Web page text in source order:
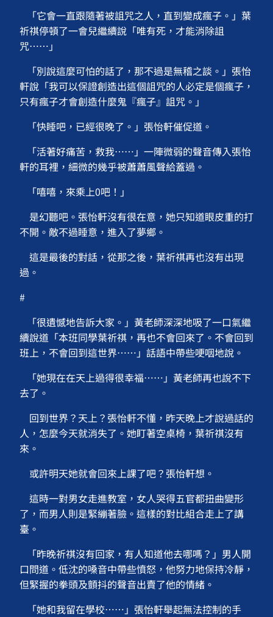
「它會一直跟隨著被詛咒之人，直到變成瘋子。」葉
祈祺停頓了一會兒繼續說「唯有死，才能消除詛
咒⋯⋯」
「別說這麼可怕的話了，那不過是無稽之談。」張怡
軒說「我可以保證創造出這個詛咒的人必定是個瘋子，
只有瘋子才會創造什麼鬼『瘋子』詛咒。」
「快睡吧，已經很晚了。」張怡軒催促道。
「活著好痛苦，救我⋯⋯」一陣微弱的聲音傳入張怡
軒的耳裡，細微的幾乎被蕭蕭風聲給蓋過。
「嘻嘻，來乘上0吧！」
是幻聽吧。張怡軒沒有很在意，她只知道眼皮重的打
不開。敵不過睡意，進入了夢鄉。
這是最後的對話，從那之後，葉祈祺再也沒有出現
過。
#
「很遺憾地告訴大家。」黃老師深深地吸了一口氣繼
續說道「本班同學葉祈祺，再也不會回來了。不會回到
班上，不會回到這世界⋯⋯」話語中帶些哽咽地說。
「她現在在天上過得很幸福⋯⋯」黃老師再也說不下
去了。
回到世界？天上？張怡軒不懂，昨天晚上才說過話的
人，怎麼今天就消失了。她盯著空桌椅，葉祈祺沒有
來。
或許明天她就會回來上課了吧？張怡軒想。
這時一對男女走進教室，女人哭得五官都扭曲變形
了，而男人則是緊繃著臉。這樣的對比組合走上了講
臺。
「昨晚祈祺沒有回家，有人知道他去哪嗎？」男人開
口問道。低沈的嗓音中帶些憤怒，他努力地保持冷靜，
但緊握的拳頭及顫抖的聲音出賣了他的情緒。
「她和我留在學校⋯⋯」張怡軒舉起無法控制的手